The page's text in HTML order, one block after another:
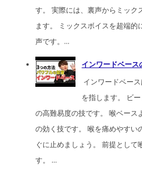
す。 実際には、裏声からミック
ます。 ミックスボイスを超端
声です。...
インワードベー
インワードベー
を指します。 ビ
の高難易度の技です。 喉ベース
の効く技です。 喉を痛めやすい
ぐに止めましょう。 前提として
す。 ...